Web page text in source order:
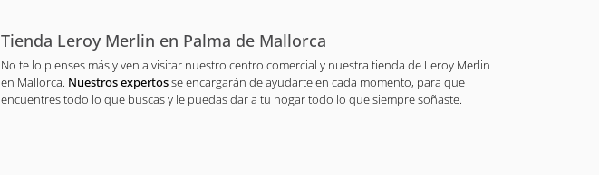
Tienda Leroy Merlin en Palma de Mallorca
No te lo pienses más y ven a visitar nuestro centro comercial y nuestra tienda de Leroy Merlin
en Mallorca. Nuestros expertosse encargarán de ayudarte en cada momento, para que
encuentres todo lo que buscas y le puedas dar a tu hogar todo lo que siempre soñaste.